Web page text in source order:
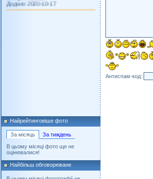
Найрейтинговіше фото
За місяць
За тиждень
В цьому місяці фото ще не
оцінювалися!
Найбільш обговорюване
Антиспам-код: